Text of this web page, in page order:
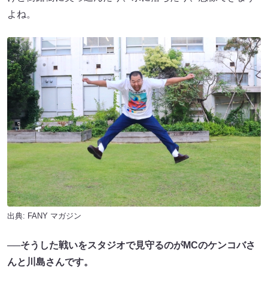
よね。
出典: FANY マガジン
──そうした戦いをスタジオで見守るのがMCのケンコバさ
んと川島さんです。